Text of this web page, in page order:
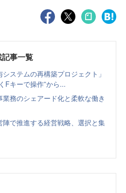
事一覧
ステムの再構築プロジェクト」
Fキーで操作”から...
務のシェアード化と柔軟な働き
で推進する経営戦略、選択と集